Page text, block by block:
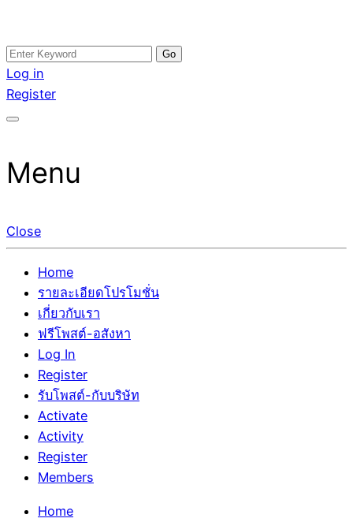
Skip
to
content
อสังหาโพสต์ รีวิวเยอะ รับจ้างโพสต์ขายบ้าน รับจ้างโพสต์อสัง
หา แตกต่างอย่างตั้งใจ รับรองผล อันดับ1 การโพสต์ขายอสังหา
กับทีมงานบริษัท บ้าน ที่ดิน คอนโด ติดGoogleหน้าแรกได้จริงๆ
รับจ้างโพสอสังหา ขายบ้าน อสังหาโพสต์ เชื่อถือได้จริง รับ
โพสต์ ที่ดิน กับทีมงานบริษัท ถูกและดีที่สุด ไม่มีค่านายหน้า
ขายได้จริงๆ ช่วยสร้างโอกาสในการขายได้มากกว่า ที่เดียว ที่
Search
for:
Log in
Register
Menu
Close
Home
รายละเอียดโปรโมชั่น
เกี่ยวกับเรา
ฟรีโพสต์-อสังหา
Log In
Register
รับโพสต์-กับบริษัท
Activate
Activity
Register
Members
Home